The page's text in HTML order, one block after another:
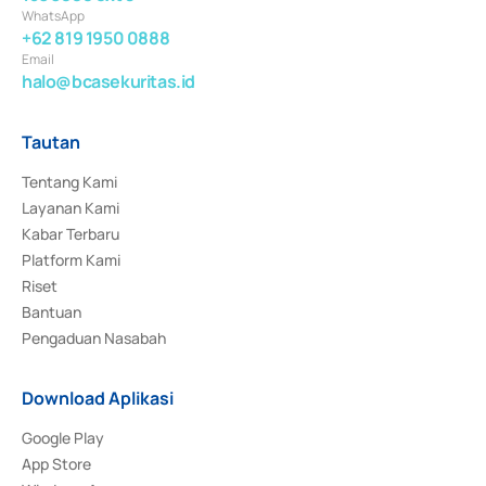
WhatsApp
+62 819 1950 0888
Email
halo@bcasekuritas.id
Tautan
Tentang Kami
Layanan Kami
Kabar Terbaru
Platform Kami
Riset
Bantuan
Pengaduan Nasabah
Download Aplikasi
Google Play
App Store